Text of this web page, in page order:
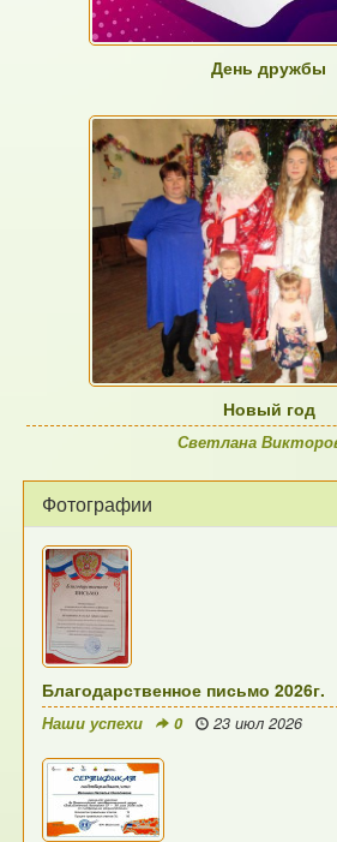
День дружбы
Новый год
Светлана
Фотографии
Благодарственное письмо 2026г.
Наши успехи 0 23 июл 2026